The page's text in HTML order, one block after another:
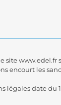
site
encourt les
légales date du